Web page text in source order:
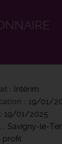
Intérim
19/01/
19/01/2025
Savigny-le-
profil